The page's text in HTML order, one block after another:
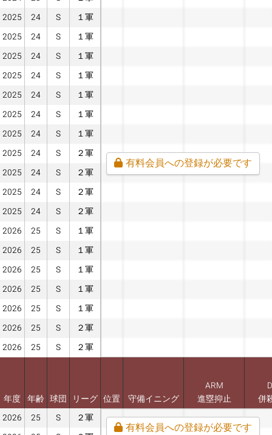
2025
24 S
１軍
2025
24 S
１軍
2025
24 S
１軍
2025
24 S
１軍
2025
24 S
１軍
2025
24 S
１軍
2025
24 S
１軍
2025
24 S
２軍
2025
24 S
２軍
2025
24 S
２軍
2025
24 S
２軍
2026
25 S
１軍
2026
25 S
１軍
2026
25 S
１軍
2026
25 S
１軍
2026
25 S
１軍
2026
25 S
２軍
2026
25 S ２軍
年度 年齢 球団 リーグ 位置 守備イニング
ARM
進塁抑止
併
2026
25 S
２軍
有料会員への登録が必要です
有料会員への登録が必要です